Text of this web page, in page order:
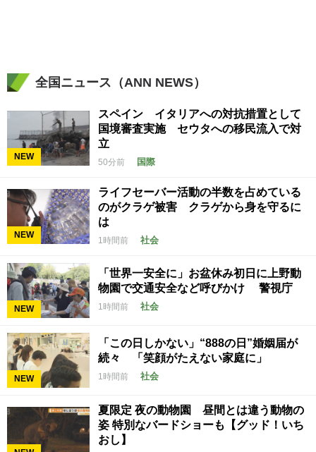
全国ニュース（ANN NEWS）
NEW
スペイン イタリアへの対抗措置として
国境審査実施 セウタへの移民流入で対
立
50分前 国際
NEW
ライフセーバー活動の半数を占めている
のがクラゲ被害 クラゲから身を守るに
は
1時間前 社会
NEW
「世界一安全に」お盆休み初日に上野動
物園で交通安全など呼びかけ 警視庁
1時間前 社会
NEW
「この日しかない」“888の日”婚姻届が
続々 「笑顔がたえない家庭に」
1時間前 社会
夏限定 夜の動物園 昼間とは違う動物の
姿 特別なバードショーも【グッド！いち
おし】